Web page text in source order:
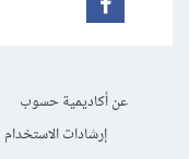
عن أكاديمية حسوب
إرشادات الاستخدام